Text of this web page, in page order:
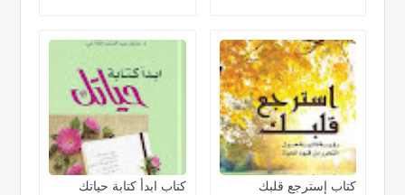
كتاب إسترجع قلبك كتاب ابدأ كتابة حياتك